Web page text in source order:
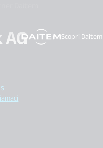
Scopri Daitem